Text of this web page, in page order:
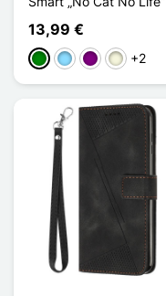
13,99 €
GrünHellblauViolettBeige
+2